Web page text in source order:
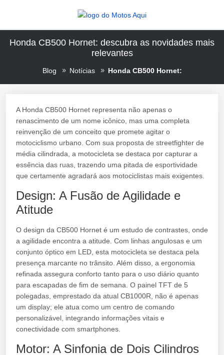
Honda CB500 Hornet: descubra as novidades mais
relevantes
Blog Notícias Honda CB500 Hornet:
A Honda CB500 Hornet representa não apenas o
renascimento de um nome icônico, mas uma completa
reinvenção de um conceito que promete agitar o
motociclismo urbano. Com sua proposta de streetfighter de
média cilindrada, a motocicleta se destaca por capturar a
essência das ruas, trazendo uma pitada de esportividade
que certamente agradará aos motociclistas mais exigentes.
Design: A Fusão de Agilidade e
Atitude
O design da CB500 Hornet é um estudo de contrastes, onde
a agilidade encontra a atitude. Com linhas angulosas e um
conjunto óptico em LED, esta motocicleta se destaca pela
presença marcante no trânsito. Além disso, a ergonomia
refinada assegura conforto tanto para o uso diário quanto
para escapadas de fim de semana. O painel TFT de 5
polegadas, emprestado da atual CB1000R, não é apenas
um display; ele atua como um centro de comando
personalizável, integrando informações vitais e
conectividade com smartphones.
Motor: A Sinfonia de Dois Cilindros